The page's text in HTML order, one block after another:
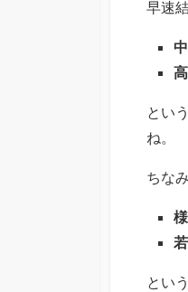
早速
とい
ね。
ちな
とい